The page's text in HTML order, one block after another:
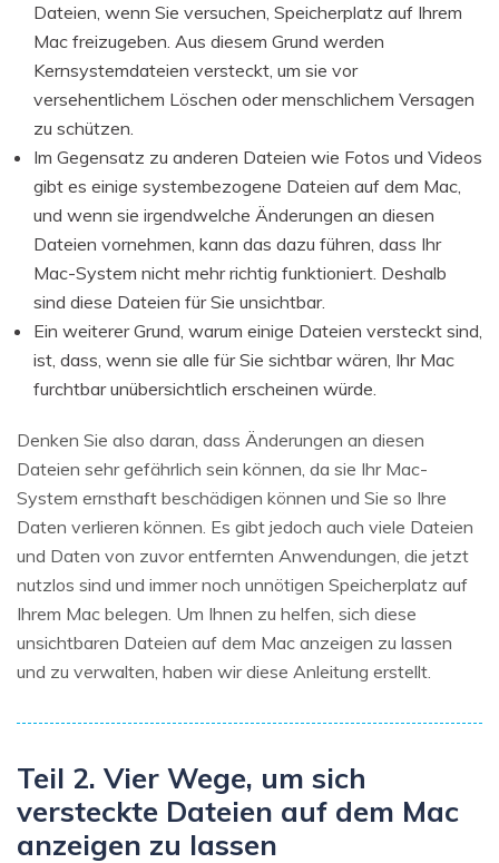
Dateien, wenn Sie versuchen, Speicherplatz auf Ihrem
Mac freizugeben. Aus diesem Grund werden
Kernsystemdateien versteckt, um sie vor
versehentlichem Löschen oder menschlichem Versagen
zu schützen.
Im Gegensatz zu anderen Dateien wie Fotos und Videos
gibt es einige systembezogene Dateien auf dem Mac,
und wenn sie irgendwelche Änderungen an diesen
Dateien vornehmen, kann das dazu führen, dass Ihr
Mac-System nicht mehr richtig funktioniert. Deshalb
sind diese Dateien für Sie unsichtbar.
Ein weiterer Grund, warum einige Dateien versteckt sind,
ist, dass, wenn sie alle für Sie sichtbar wären, Ihr Mac
furchtbar unübersichtlich erscheinen würde.
Denken Sie also daran, dass Änderungen an diesen
Dateien sehr gefährlich sein können, da sie Ihr Mac-
System ernsthaft beschädigen können und Sie so Ihre
Daten verlieren können. Es gibt jedoch auch viele Dateien
und Daten von zuvor entfernten Anwendungen, die jetzt
nutzlos sind und immer noch unnötigen Speicherplatz auf
Ihrem Mac belegen. Um Ihnen zu helfen, sich diese
unsichtbaren Dateien auf dem Mac anzeigen zu lassen
und zu verwalten, haben wir diese Anleitung erstellt.
Teil 2. Vier Wege, um sich
versteckte Dateien auf dem Mac
anzeigen zu lassen